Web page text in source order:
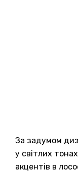
За задумом
у світлих
акцентів в